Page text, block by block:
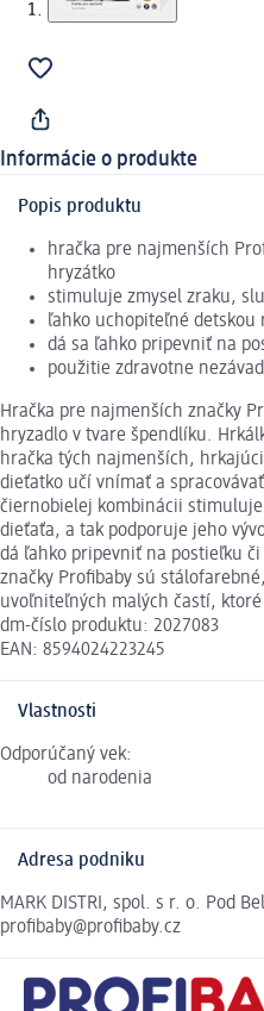
Informácie o produkte
Popis produktu
hračka pre najmenších
hryzátko
stimuluje zmysel zraku,
ľahko uchopiteľné detskou
dá sa ľahko pripevniť na
použitie zdravotne
Hračka pre najmenších značky
hryzadlo v tvare špendlíku.
hračka tých najmenších,
dieťatko učí vnímať a
čiernobielej kombinácii
dieťaťa, a tak podporuje jeho
dá ľahko pripevniť na postieľku
značky Profibaby sú
uvoľniteľných malých častí,
dm-číslo produktu: 2027083
EAN: 8594024223245
Vlastnosti
Odporúčaný vek:
od narodenia
Adresa podniku
MARK DISTRI, spol. s r. o. Pod
profibaby@profibaby.cz